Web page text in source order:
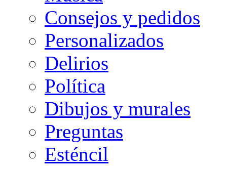
Consejos y pedidos
Personalizados
Delirios
Política
Dibujos y murales
Preguntas
Esténcil